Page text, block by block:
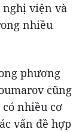
viện và
nhiều
phương
cũng
nhiều cơ
vấn đề hợp